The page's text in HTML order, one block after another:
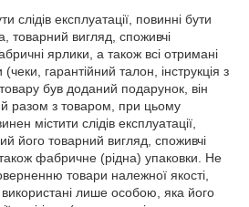
слідів експлуатації, повинні бути
товарний вигляд, споживчі
ярлики, а також всі отримані
гарантійний талон, інструкція з
був доданий подарунок, він
разом з товаром, при цьому
містити слідів експлуатації,
його товарний вигляд, споживчі
фабричне (рідна) упаковки. Не
товари належної якості,
лише особою, яка його